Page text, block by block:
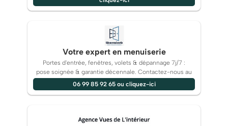
Votre expert en menuiserie
Portes d'entrée, fenêtres, volets & dépannage 7j/7 :
pose soignée & garantie décennale. Contactez-nous au
06 99 85 92 65 ou cliquez-ici